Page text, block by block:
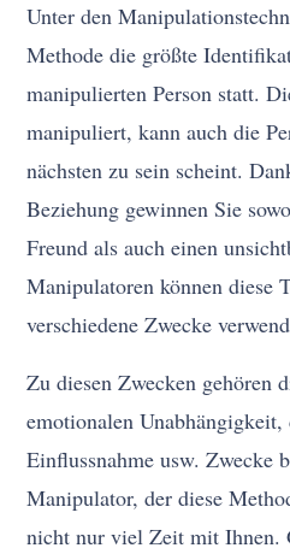
Unter den
Methode die größte
manipulierten Person statt.
manipuliert, kann auch die
nächsten zu sein scheint.
Beziehung gewinnen Sie
Freund als auch einen
Manipulatoren können diese
verschiedene Zwecke
Zu diesen Zwecken gehören
emotionalen
Einflussnahme usw. Zwecke
Manipulator, der diese
nicht nur viel Zeit mit Ihnen.